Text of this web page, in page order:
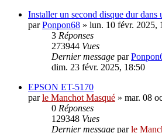
Installer un second disque dur
parPonpon68 » lun. 10 févr. 2025,
3 Réponses
273944 Vues
Dernier message par
dim. 23 févr. 2025, 18:50
EPSON ET-5170
parle Manchot Masqué » mar. 08
0 Réponses
129348 Vues
Dernier message parle